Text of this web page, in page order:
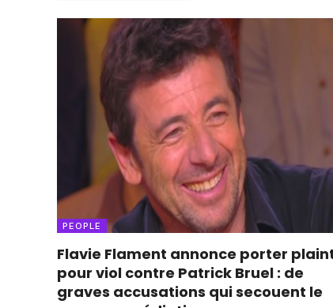
PEOPLE
Flavie Flament annonce porter
pour viol contre Patrick Bruel : de
graves accusations qui secouent le